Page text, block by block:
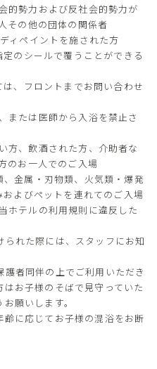
的勢力および反社会的勢力が
その他の団体の関係者
ィペイントを施された方
のシールで覆うことができる
、フロントまでお問い合わせ
または医師から入浴を禁止さ
方、飲酒された方、介助者な
のお一人でのご入場
、金属・刃物類、火気類・爆発
およびペットを連れてのご入場
ホテルの利用規則に違反した
られた際には、スタッフにお知
者同伴の上でご利用いただき
お子様のそばで見守っていた
願いします。
に応じてお子様の混浴をお断